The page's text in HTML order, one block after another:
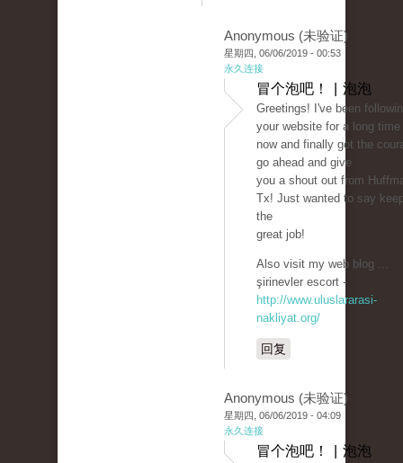
Anonymous (未验证)
星期四, 06/06/2019 - 00:53
永久连接
冒个泡吧！ | 泡泡
Greetings! I've been
your website for a long time
now and finally got the
go ahead and give
you a shout out from
Tx! Just wanted to say
the
great job!
Also visit my web blog ...
şirinevler escort -
http://www.uluslararasi-
nakliyat.org/
回复
Anonymous (未验证)
星期四, 06/06/2019 - 04:09
永久连接
冒个泡吧！ | 泡泡